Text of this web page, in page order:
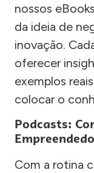
nossos
da ideia de
inovação.
oferecer
exemplos
colocar o
Podcasts:
Com a rotina